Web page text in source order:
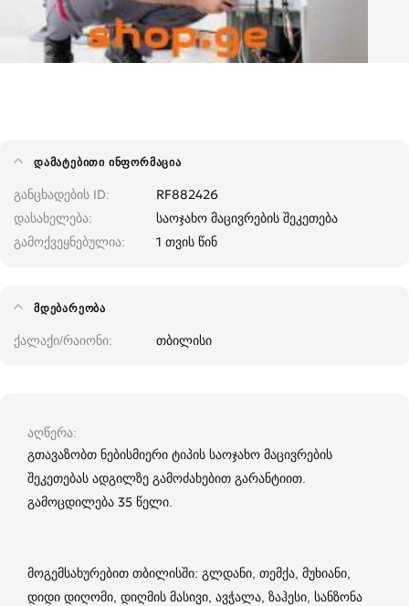
ᲓᲐᲛᲐᲢᲔᲑᲘᲗᲘ ᲘᲜᲤᲝᲠᲛᲐᲪᲘᲐ
განცხადების ID
RF882426
დასახელება
საოჯახო მაცივრების შეკეთება
გამოქვეყნებულია
1 თვის წინ
ᲛᲓᲔᲑᲐᲠᲔᲝᲑᲐ
ქალაქი/რაიონი თბილისი
აღწერა
გთავაზობთ ნებისმიერი ტიპის საოჯახო მაცივრების
შეკეთებას ადგილზე გამოძახებით გარანტიით.
გამოცდილება 35 წელი.
მოგემსახურებით თბილისში: გლდანი, თემქა, მუხიანი,
დიდი დიღომი, დიღმის მასივი, ავჭალა, ზაჰესი, სანზონა